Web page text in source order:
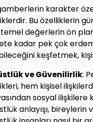
karakter
Bu özelliklerin
temel değerlerin ön
kadar pek çok
keşfetmek,
ve Güvenilirlik:
hem kişisel
sosyal
anlayışı, bireylerin